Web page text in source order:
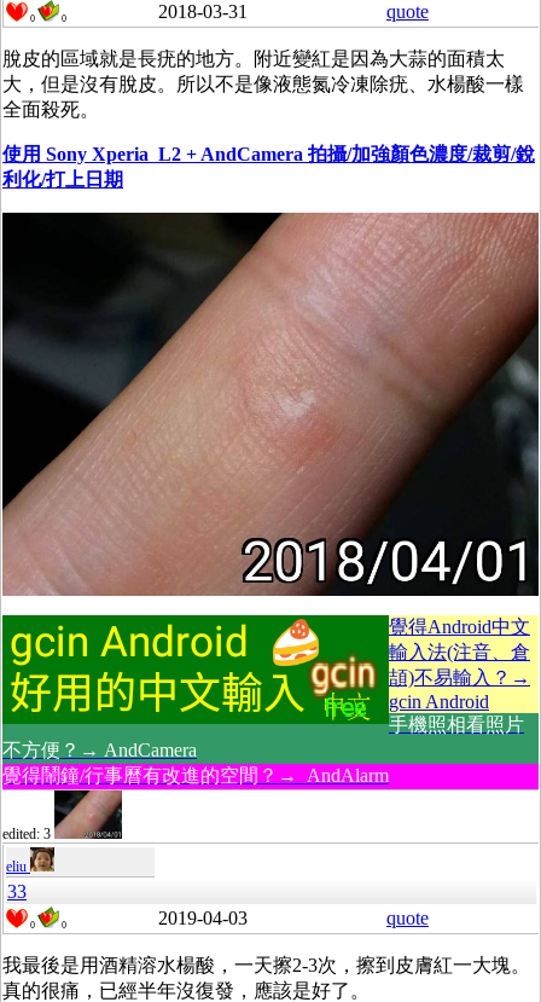
0 0 2018-03-31 quote
脫皮的區域就是長疣的地方。附近變紅是因為大蒜的面積太
大，但是沒有脫皮。所以不是像液態氮冷凍除疣、水楊酸一樣
全面殺死。
使用 Sony Xperia L2 + AndCamera 拍攝/加強顏色濃度/裁剪/銳
利化/打上日期
覺得Android中文
輸入法(注音、倉
頡)不易輸入？→
gcin Android
手機照相看照片
不方便？→ AndCamera
覺得鬧鐘/行事曆有改進的空間？→ AndAlarm
edited: 3
eliu
33
0 0 2019-04-03 quote
我最後是用酒精溶水楊酸，一天擦2-3次，擦到皮膚紅一大塊。
真的很痛，已經半年沒復發，應該是好了。